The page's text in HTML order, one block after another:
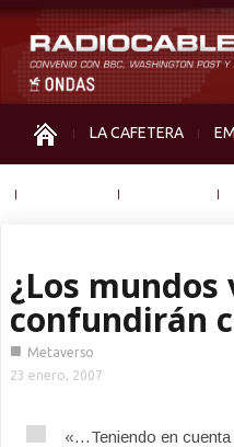
LA CAFETERA
¿Los
confundirán
■ Metaverso
23 enero, 2007
«…Teniendo en